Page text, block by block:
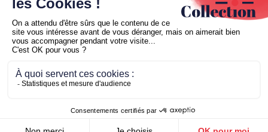
d’organisation de réunions de travail, journées de cohésion,
off-site, comité de direction, conventions, team-building,
soirées événementielles (lancement de produit, cocktail
Copyright © 2026Seminaire Collection